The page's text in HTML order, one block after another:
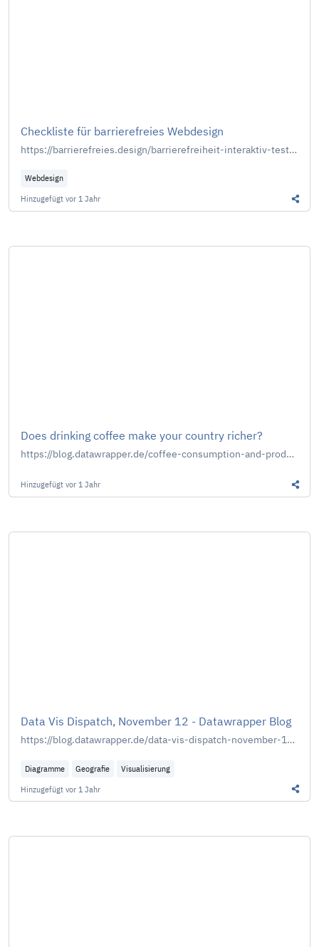
Checkliste für barrierefreies Webdesign
https://barrierefreies.design/barrierefreiheit-interaktiv-testen/checkliste-fur-barrierefreies-webdesign
Webdesign
Hinzugefügt vor 1 Jahr
Does drinking coffee make your country richer?
https://blog.datawrapper.de/coffee-consumption-and-productivity/
Hinzugefügt vor 1 Jahr
Data Vis Dispatch, November 12 - Datawrapper Blog
https://blog.datawrapper.de/data-vis-dispatch-november-12-2024/
Diagramme Geografie
Visualisierung
Hinzugefügt vor 1 Jahr